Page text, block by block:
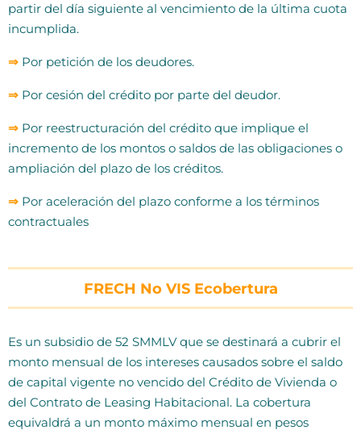
partir del día siguiente al vencimiento de la última cuota
incumplida.
⇒ Por petición de los deudores.
⇒ Por cesión del crédito por parte del deudor.
⇒ Por reestructuración del crédito que implique el
incremento de los montos o saldos de las obligaciones o
ampliación del plazo de los créditos.
⇒ Por aceleración del plazo conforme a los términos
contractuales
FRECH No VIS Ecobertura
Es un subsidio de 52 SMMLV que se destinará a cubrir el
monto mensual de los intereses causados sobre el saldo
de capital vigente no vencido del Crédito de Vivienda o
del Contrato de Leasing Habitacional. La cobertura
equivaldrá a un monto máximo mensual en pesos